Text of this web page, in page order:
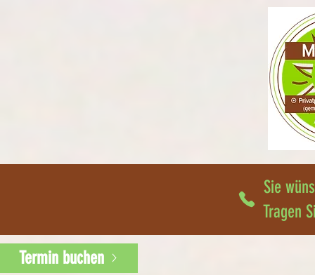
Sie
Tragen
Termin buchen